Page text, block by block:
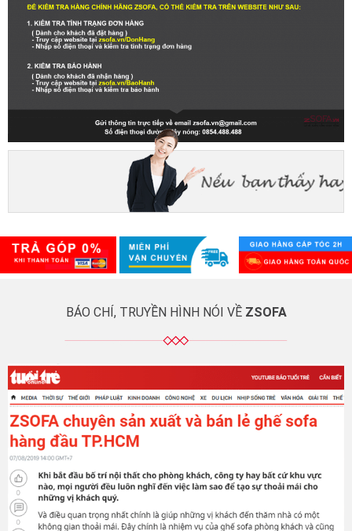
BÁO CHÍ, TRUYỀN HÌNH NÓI VỀ ZSOFA